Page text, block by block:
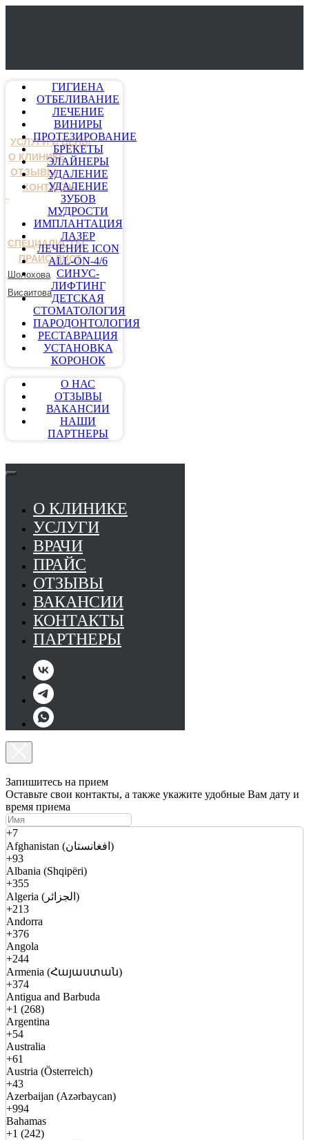
УСЛУГИ И ЦЕНЫ
О КЛИНИКЕ
ОТЗЫВЫ
КОНТАКТЫ
СПЕЦИАЛИСТЫ
ПРАЙС-ЛИСТ
Шолохова
Висаитова
ГИГИЕНА
ОТБЕЛИВАНИЕ
ЛЕЧЕНИЕ
ВИНИРЫ
ПРОТЕЗИРОВАНИЕ
БРЕКЕТЫ
ЭЛАЙНЕРЫ
УДАЛЕНИЕ
УДАЛЕНИЕ
ЗУБОВ
МУДРОСТИ
ИМПЛАНТАЦИЯ
ЛАЗЕР
ЛЕЧЕНИЕ ICON
ALL-ON-4/6
СИНУС-
ЛИФТИНГ
ДЕТСКАЯ
СТОМАТОЛОГИЯ
ПАРОДОНТОЛОГИЯ
РЕСТАВРАЦИЯ
УСТАНОВКА
КОРОНОК
О НАС
ОТЗЫВЫ
ВАКАНСИИ
НАШИ
ПАРТНЕРЫ
О КЛИНИКЕ
УСЛУГИ
ВРАЧИ
ПРАЙС
ОТЗЫВЫ
ВАКАНСИИ
КОНТАКТЫ
ПАРТНЕРЫ
Запишитесь на прием
Оставьте свои контакты, а также укажите удобные Вам дату и
время приема
+7
Afghanistan (افغانستان)
+93
Albania (Shqipëri)
+355
Algeria (الجزائر)
+213
Andorra
+376
Angola
+244
Armenia (Հայաստան)
+374
Antigua and Barbuda
+1 (268)
Argentina
+54
Australia
+61
Austria (Österreich)
+43
Azerbaijan (Azərbaycan)
+994
Bahamas
+1 (242)